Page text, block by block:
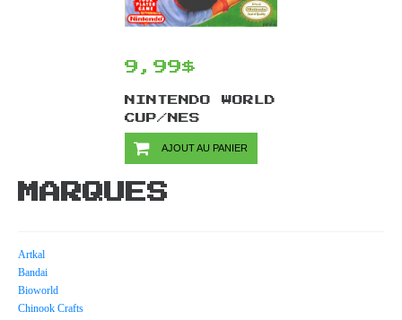
9,99$
NINTENDO WORLD
CUP/NES
AJOUT AU PANIER
MARQUES
Artkal
Bandai
Bioworld
Chinook Crafts